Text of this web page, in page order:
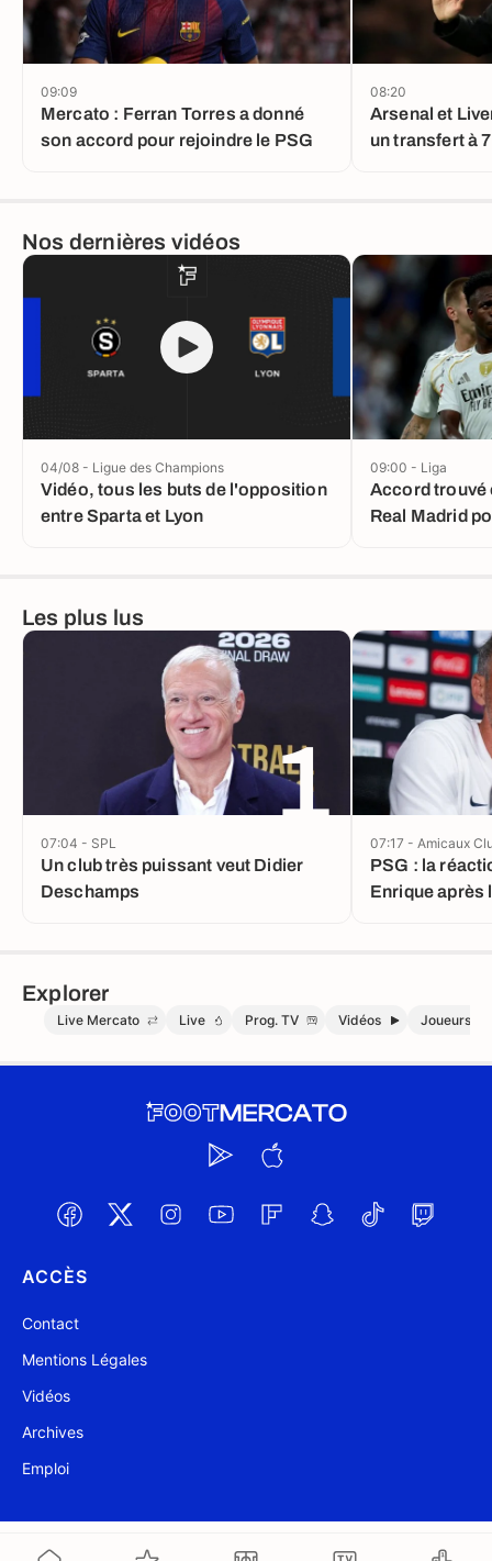
Mercato : Ferran Torres a donné
son accord pour rejoindre le PSG
09:09
Arsenal et
un transfert à
08:20
Nos dernières vidéos
Vidéo, tous les buts de l'opposition
entre Sparta et Lyon
04/08 - Ligue des Champions
Accord trouvé
Real Madrid
09:00 - Liga
Les plus lus
1
Un club très puissant veut Didier
Deschamps
07:04 - SPL
PSG : la
Enrique après
07:17 - Amicaux
Explorer
Live Mercato Live Prog. TV Vidéos Joueurs
ACCÈS
Contact
Mentions Légales
Vidéos
Archives
Emploi